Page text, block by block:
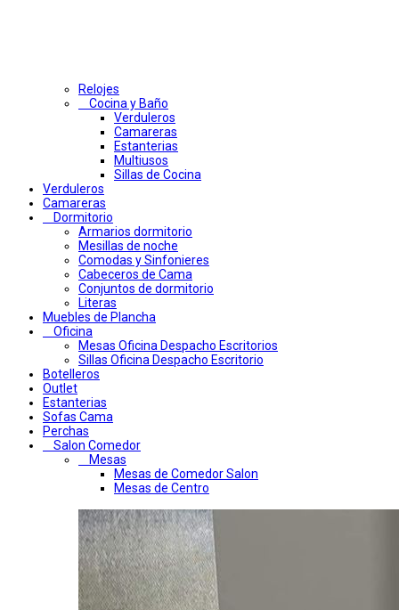
Relojes
Cocina y Baño
Verduleros
Camareras
Estanterias
Multiusos
Sillas de Cocina
Verduleros
Camareras
Dormitorio
Armarios dormitorio
Mesillas de noche
Comodas y Sinfonieres
Cabeceros de Cama
Conjuntos de dormitorio
Literas
Muebles de Plancha
Oficina
Mesas Oficina Despacho Escritorios
Sillas Oficina Despacho Escritorio
Botelleros
Outlet
Estanterias
Sofas Cama
Perchas
Salon Comedor
Mesas
Mesas de Comedor Salon
Mesas de Centro